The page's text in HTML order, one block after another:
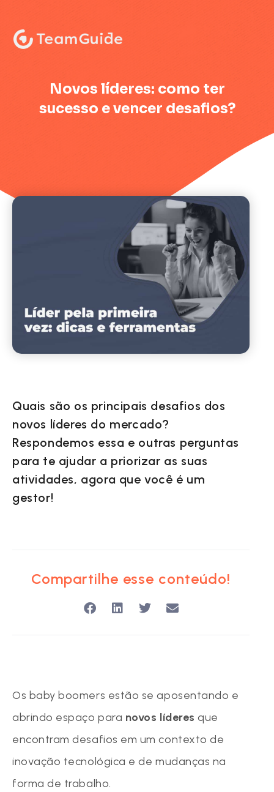
Novos líderes: como ter
sucesso e vencer desafios?
Quais são os principais desafios dos
novos líderes do mercado?
Respondemos essa e outras perguntas
para te ajudar a priorizar as suas
atividades, agora que você é um
gestor!
Compartilhe esse conteúdo!
Os baby boomers estão se aposentando e
abrindo espaço para novos líderes que
encontram desafios em um contexto de
inovação tecnológica e de mudanças na
forma de trabalho.